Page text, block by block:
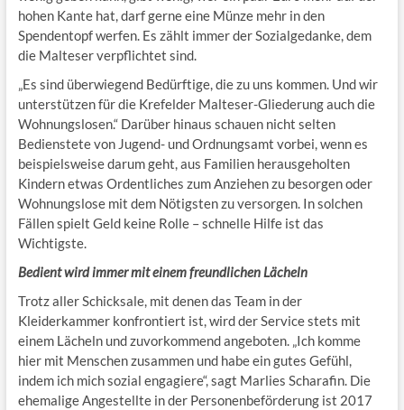
hohen Kante hat, darf gerne eine Münze mehr in den
Spendentopf werfen. Es zählt immer der Sozialgedanke, dem
die Malteser verpflichtet sind.
„Es sind überwiegend Bedürftige, die zu uns kommen. Und wir
unterstützen für die Krefelder Malteser-Gliederung auch die
Wohnungslosen.“ Darüber hinaus schauen nicht selten
Bedienstete von Jugend- und Ordnungsamt vorbei, wenn es
beispielsweise darum geht, aus Familien herausgeholten
Kindern etwas Ordentliches zum Anziehen zu besorgen oder
Wohnungslose mit dem Nötigsten zu versorgen. In solchen
Fällen spielt Geld keine Rolle – schnelle Hilfe ist das
Wichtigste.
Bedient wird immer mit einem freundlichen Lächeln
Trotz aller Schicksale, mit denen das Team in der
Kleiderkammer konfrontiert ist, wird der Service stets mit
einem Lächeln und zuvorkommend angeboten. „Ich komme
hier mit Menschen zusammen und habe ein gutes Gefühl,
indem ich mich sozial engagiere“, sagt Marlies Scharafin. Die
ehemalige Angestellte in der Personenbeförderung ist 2017